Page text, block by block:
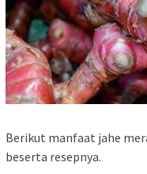
Berikut manfaat jahe
beserta resepnya.